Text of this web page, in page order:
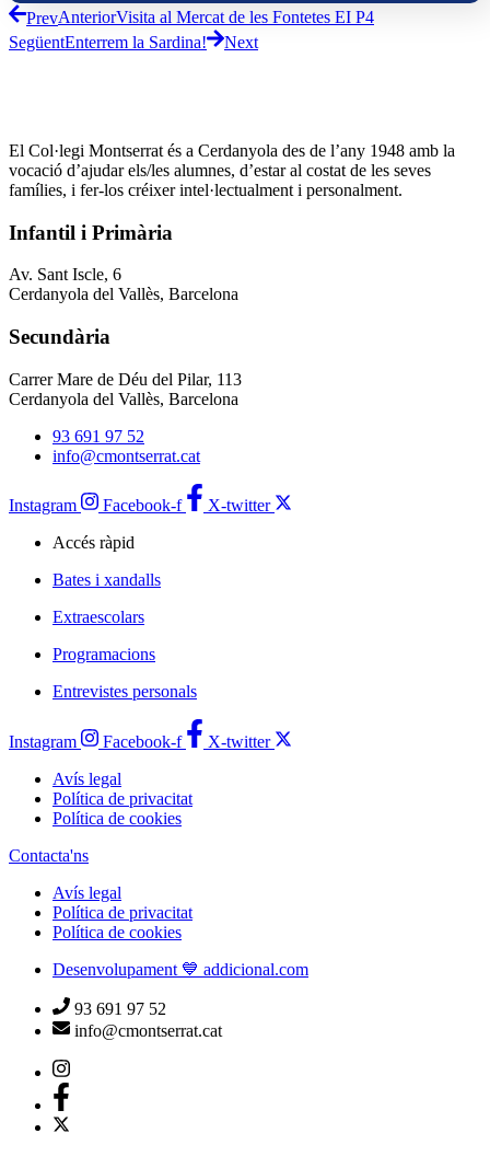
PrevAnteriorVisita al Mercat de les Fontetes EI P4
SegüentEnterrem la Sardina! Next
El Col·legi Montserrat és a Cerdanyola des de l’any 1948 amb la
vocació d’ajudar els/les alumnes, d’estar al costat de les seves
famílies, i fer-los créixer intel·lectualment i personalment.
Infantil i Primària
Av. Sant Iscle, 6
Cerdanyola del Vallès, Barcelona
Secundària
Carrer Mare de Déu del Pilar, 113
Cerdanyola del Vallès, Barcelona
93 691 97 52
info@cmontserrat.cat
Instagram Facebook-f
X-twitter
Accés ràpid
Bates i xandalls
Extraescolars
Programacions
Entrevistes personals
Instagram Facebook-f
X-twitter
Avís legal
Política de privacitat
Política de cookies
Contacta'ns
Avís legal
Política de privacitat
Política de cookies
Desenvolupament 💙 addicional.com
93 691 97 52
info@cmontserrat.cat